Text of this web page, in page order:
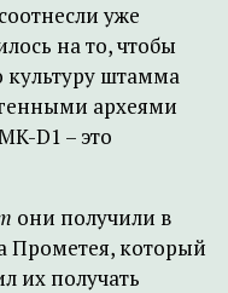
уже
на то, чтобы
культуру штамма
археями
D1 – это
они получили в
Прометея, который
их получать